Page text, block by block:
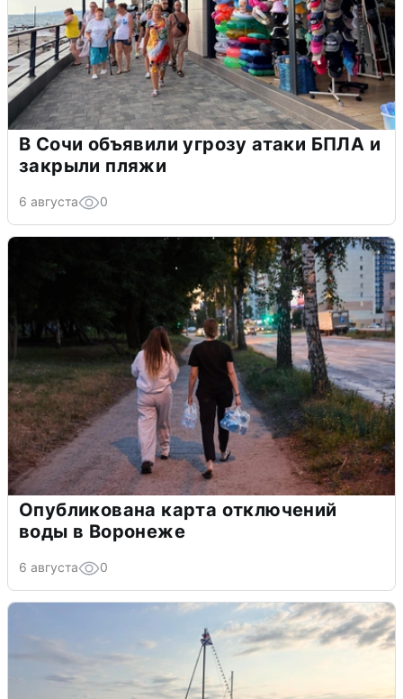
В Сочи объявили угрозу атаки БПЛА и
закрыли пляжи
6 августа 0
Опубликована карта отключений
воды в Воронеже
6 августа 0